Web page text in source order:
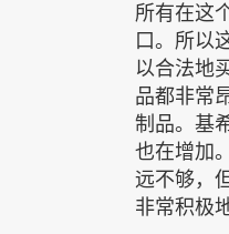
所有在这
口。所以
以合法地
品都非常
制品。基
也在增加
远不够，
非常积极